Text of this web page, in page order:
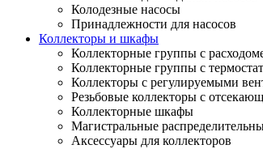
Колодезные насосы
Принадлежности для насосов
Коллекторы и шкафы
Коллекторные группы с
Коллекторные группы с
Коллекторы с регулируемыми
Резьбовые коллекторы с
Коллекторные шкафы
Магистральные
Аксессуары для коллекторов